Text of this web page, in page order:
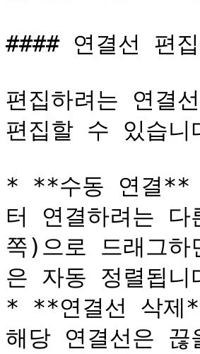
#### 연결선 편집
편집하려는 연결
편집할 수 있습니
* **수동 연결**
터 연결하려는
쪽)으로 드래그
은 자동 정렬됩니
* **연결선 삭제
해당 연결선은